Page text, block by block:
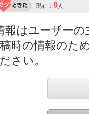
現在： 0 人
はユーザー
時の情報のた
さい。